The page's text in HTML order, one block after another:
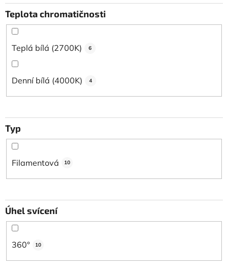
Teplota chromatičnosti
Teplá bílá (2700K) 6
Denní bílá (4000K) 4
Typ
Filamentová 10
Úhel svícení
360° 10